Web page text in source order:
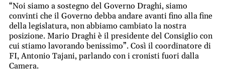
“Noi siamo a sostegno del Governo Draghi, siamo
convinti che il Governo debba andare avanti fino alla fine
della legislatura, non abbiamo cambiato la nostra
posizione. Mario Draghi è il presidente del Consiglio con
cui stiamo lavorando benissimo”. Così il coordinatore di
FI, Antonio Tajani, parlando con i cronisti fuori dalla
Camera.